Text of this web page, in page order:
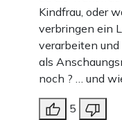
Kindfrau, oder
verbringen ein
verarbeiten und
als
noch ? … und
5